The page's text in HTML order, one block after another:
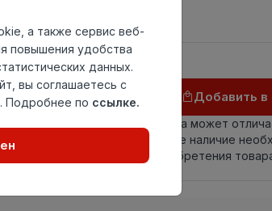
ПВХ
Осталось9 шт
Добавить в
Внимание! Внешний вид товара может
настоящем сайте. Проверяйте наличие
комплектации в момент приобретения
а также сервис веб-
повышения удобства
данных.
вы соглашаетесь с
Подробнее по ссылке.